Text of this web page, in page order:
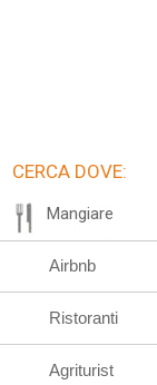
CERCA DOVE:
Mangiare
Airbnb
Ristoranti
Agriturist